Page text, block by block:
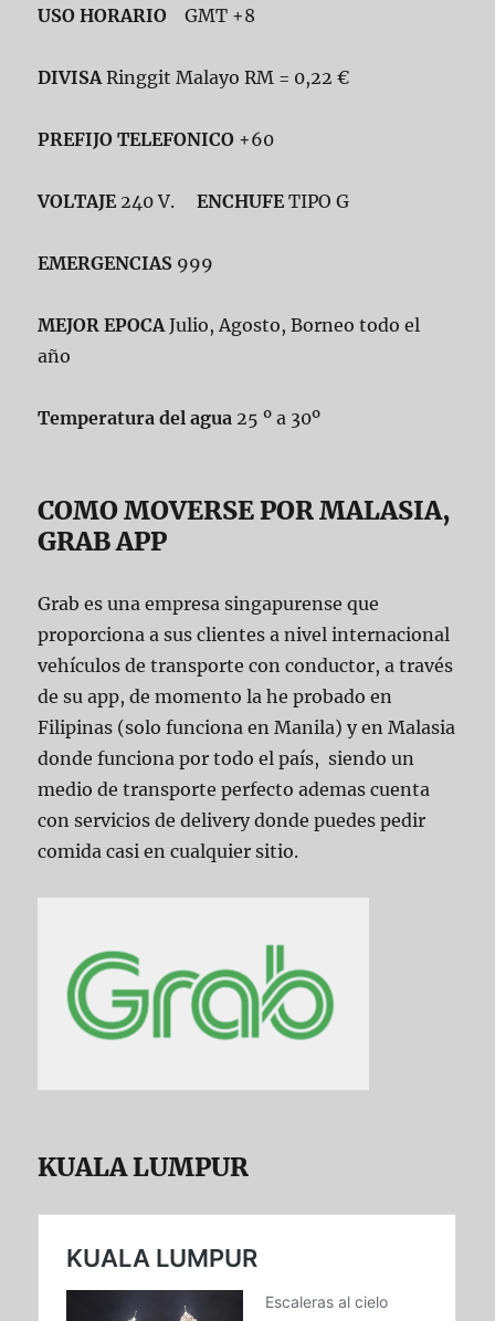
USO HORARIO GMT +8
DIVISARinggit Malayo RM = 0,22 €
PREFIJO TELEFONICO +60
VOLTAJE240 V.ENCHUFETIPO G
EMERGENCIAS 999
MEJOR EPOCAJulio, Agosto, Borneo todo el
año
Temperatura del agua 25 º a 30º
COMO MOVERSE POR MALASIA,
GRAB APP
Grab es una empresa singapurense que
proporciona a sus clientes a nivel internacional
vehículos de transporte con conductor, a través
de su app, de momento la he probado en
Filipinas (solo funciona en Manila) y en Malasia
donde funciona por todo el país, siendo un
medio de transporte perfecto ademas cuenta
con servicios de delivery donde puedes pedir
comida casi en cualquier sitio.
KUALA LUMPUR